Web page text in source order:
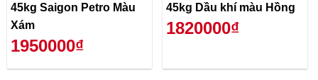
45kg Saigon Petro Màu
Xám
1950000₫
45kg Dầu khí màu Hồng
1820000₫